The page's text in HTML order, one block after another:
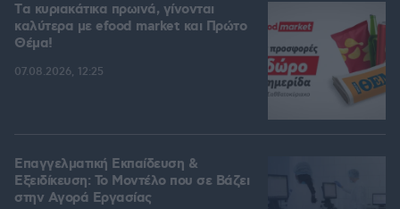
Tα κυριακάτικα πρωινά, γίνονται
καλύτερα με efood market και Πρώτο
Θέμα!
07.08.2026, 12:25
Επαγγελματική Εκπαίδευση &
Εξειδίκευση: Το Mοντέλο που σε Bάζει
στην Aγορά Eργασίας